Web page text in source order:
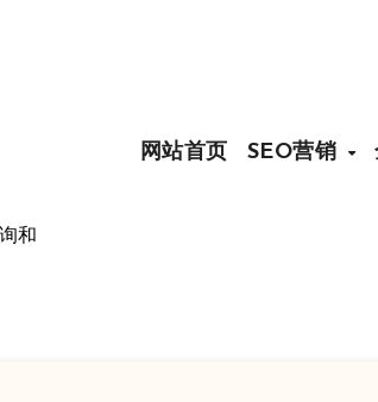
和
网站首页 SEO营销